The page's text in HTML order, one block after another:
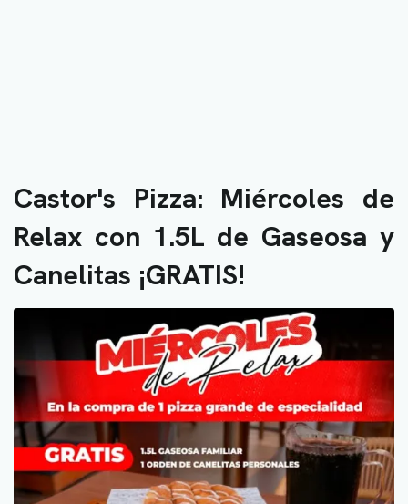
Castor's Pizza: Miércoles de
Relax con 1.5L de Gaseosa y
Canelitas ¡GRATIS!